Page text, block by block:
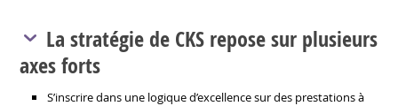
La stratégie de CKS repose sur plusieurs
axes forts
S’inscrire dans une logique d’excellence sur des prestations à